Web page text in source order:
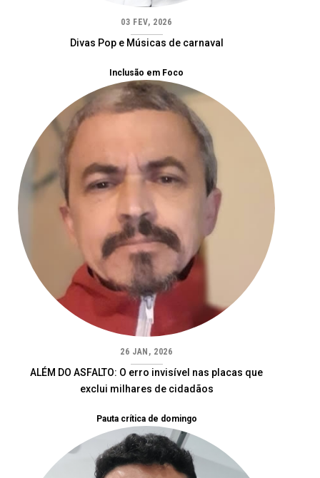
03 FEV, 2026
Divas Pop e Músicas de carnaval
Inclusão em Foco
26 JAN, 2026
ALÉM DO ASFALTO: O erro invisível nas placas que
exclui milhares de cidadãos
Pauta crítica de domingo